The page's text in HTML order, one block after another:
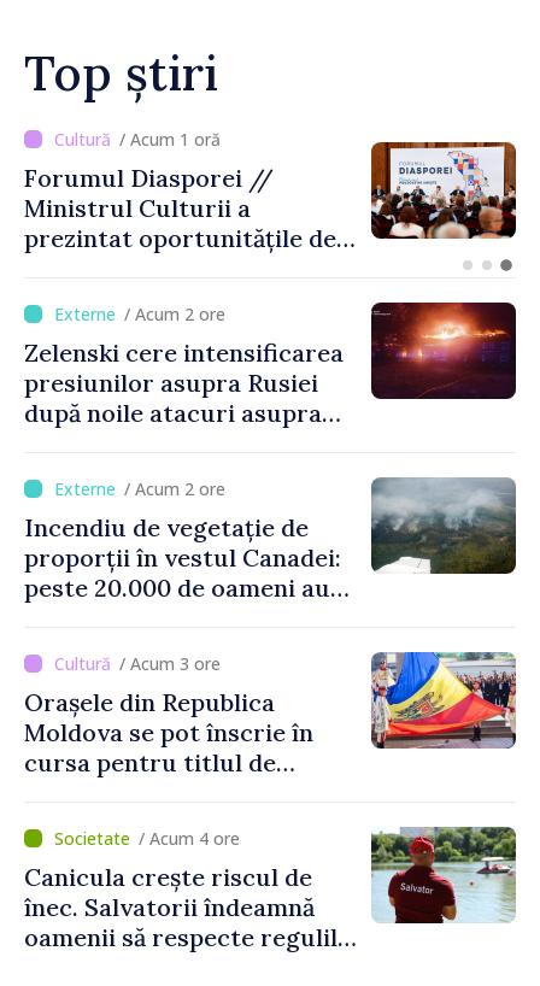
Top știri
/ Acum 8 minute
UPDATE // Explozie la
Crocmaz, Ștefan Vodă.
Fragmente ale unei drone de
locului
/ Acum 2 ore
Zelenski cere intensificarea
presiunilor asupra Rusiei
după noile atacuri asupra
/ Acum 2 ore
Incendiu de vegetație de
proporții în vestul Canadei:
peste 20.000 de oameni au
/ Acum 3 ore
Orașele din Republica
Moldova se pot înscrie în
cursa pentru titlul de
Culturii 2033”
/ Acum 4 ore
Canicula crește riscul de
înec. Salvatorii îndeamnă
oamenii să respecte regulile